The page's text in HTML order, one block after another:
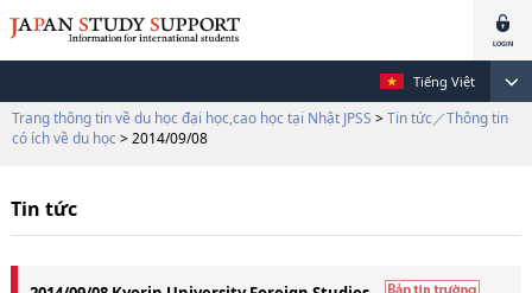
Tiếng Việt
Trang thông tin về du học đại học,cao học tại Nhật JPSS > Tin tức／Thông tin
có ích về du học > 2014/09/08
Tin tức